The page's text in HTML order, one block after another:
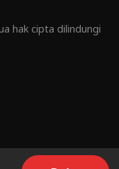
hak cipta dilindungi